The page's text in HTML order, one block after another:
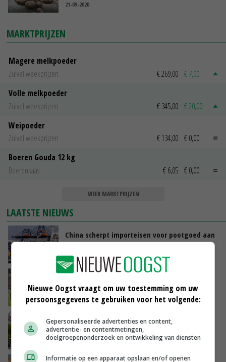
21-09-2020
MARKTPRIJZEN
Magere melkpoeder
Zuivel weekprijzen
€ 269,00 € 7,00
Volle melkpoeder
Zuivel weekprijzen
€ 345,00 € 20,00
Weipoeder
Zuivel weekprijzen
€ 134,00 € 0,00
Boeren Gouda 12 kg
Boerenkaas
€ 6,05 € 0,00
MEER MARKTPRIJZEN
LAATSTE NIEUWS
China scherpt importeisen voor pootgoed aan
vanwege zebrachipbacterie
GISTEREN, 16:25
rijden
GISTEREN, 15:47
Panelen houden kas koeler: ‘De eerste indruk
schrikt veel tuinders af’
GISTEREN, 15:27
Nieuwe Oogst vraagt om uw toestemming om uw
persoonsgegevens te gebruiken voor het volgende:
Gepersonaliseerde advertenties en content,
advertentie- en contentmetingen,
doelgroepenonderzoek en ontwikkeling van diensten
Informatie op een apparaat opslaan en/of openen